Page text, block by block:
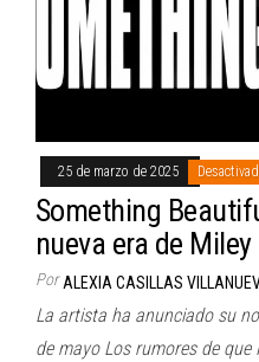
25 de marzo de 2025
Something
nueva era de Miley
Por ALEXIA CASILLAS
La artista ha anunciado su
de mayo Los rumores de que